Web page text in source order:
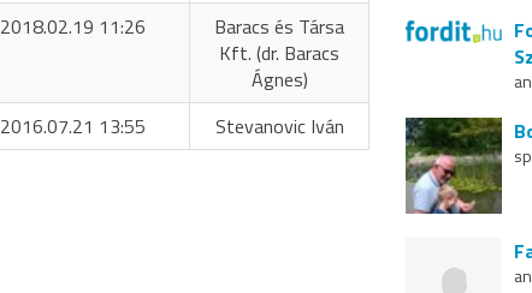
2018.02.19 11:26
Baracs és Társa
Kft. (dr. Baracs
Ágnes)
2016.07.21 13:55 Stevanovic Iván